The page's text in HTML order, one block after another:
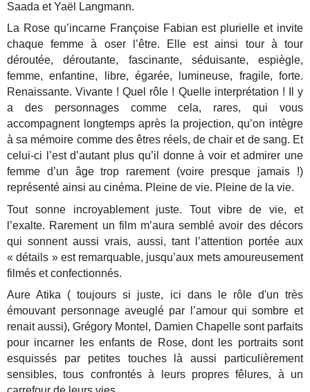
Saada et Yaël Langmann.
La Rose qu’incarne Françoise Fabian est plurielle et invite
chaque femme à oser l’être. Elle est ainsi tour à tour
déroutée, déroutante, fascinante, séduisante, espiègle,
femme, enfantine, libre, égarée, lumineuse, fragile, forte.
Renaissante. Vivante ! Quel rôle ! Quelle interprétation ! Il y
a des personnages comme cela, rares, qui vous
accompagnent longtemps après la projection, qu’on intègre
à sa mémoire comme des êtres réels, de chair et de sang. Et
celui-ci l’est d’autant plus qu’il donne à voir et admirer une
femme d’un âge trop rarement (voire presque jamais !)
représenté ainsi au cinéma. Pleine de vie. Pleine de la vie.
Tout sonne incroyablement juste. Tout vibre de vie, et
l’exalte. Rarement un film m’aura semblé avoir des décors
qui sonnent aussi vrais, aussi, tant l’attention portée aux
« détails » est remarquable, jusqu’aux mets amoureusement
filmés et confectionnés.
Aure Atika ( toujours si juste, ici dans le rôle d'un très
émouvant personnage aveuglé par l’amour qui sombre et
renait aussi), Grégory Montel, Damien Chapelle sont parfaits
pour incarner les enfants de Rose, dont les portraits sont
esquissés par petites touches là aussi particulièrement
sensibles, tous confrontés à leurs propres fêlures, à un